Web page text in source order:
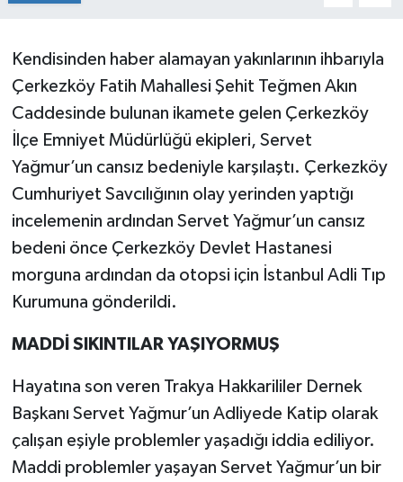
Kendisinden haber alamayan yakınlarının ihbarıyla
Çerkezköy Fatih Mahallesi Şehit Teğmen Akın
Caddesinde bulunan ikamete gelen Çerkezköy
İlçe Emniyet Müdürlüğü ekipleri, Servet
Yağmur’un cansız bedeniyle karşılaştı. Çerkezköy
Cumhuriyet Savcılığının olay yerinden yaptığı
incelemenin ardından Servet Yağmur’un cansız
bedeni önce Çerkezköy Devlet Hastanesi
morguna ardından da otopsi için İstanbul Adli Tıp
Kurumuna gönderildi.
MADDİ SIKINTILAR YAŞIYORMUŞ
Hayatına son veren Trakya Hakkarililer Dernek
Başkanı Servet Yağmur’un Adliyede Katip olarak
çalışan eşiyle problemler yaşadığı iddia ediliyor.
Maddi problemler yaşayan Servet Yağmur’un bir